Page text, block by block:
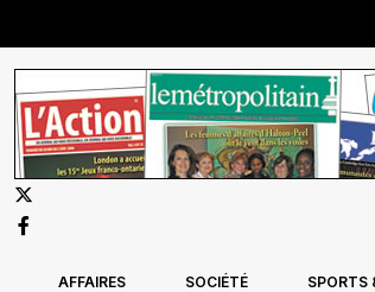
AFFAIRES SOCIÉTÉ SPORTS